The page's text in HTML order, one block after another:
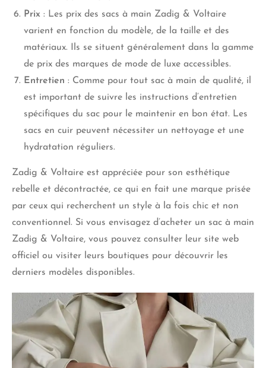
Prix : Les prix des sacs à main Zadig & Voltaire
varient en fonction du modèle, de la taille et des
matériaux. Ils se situent généralement dans la gamme
de prix des marques de mode de luxe accessibles.
Entretien : Comme pour tout sac à main de qualité, il
est important de suivre les instructions d’entretien
spécifiques du sac pour le maintenir en bon état. Les
sacs en cuir peuvent nécessiter un nettoyage et une
hydratation réguliers.
Zadig & Voltaire est appréciée pour son esthétique
rebelle et décontractée, ce qui en fait une marque prisée
par ceux qui recherchent un style à la fois chic et non
conventionnel. Si vous envisagez d’acheter un sac à main
Zadig & Voltaire, vous pouvez consulter leur site web
officiel ou visiter leurs boutiques pour découvrir les
derniers modèles disponibles.